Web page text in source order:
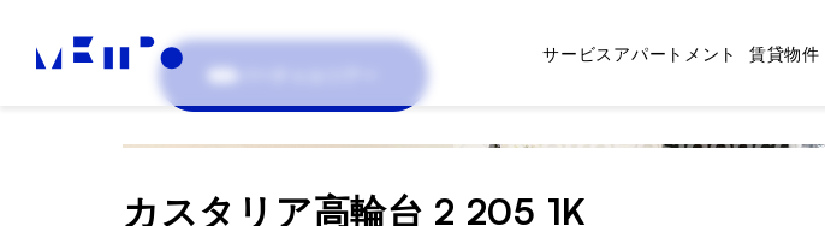
サービスアパートメント 賃貸物件
カスタリア高輪台 2 205 1K